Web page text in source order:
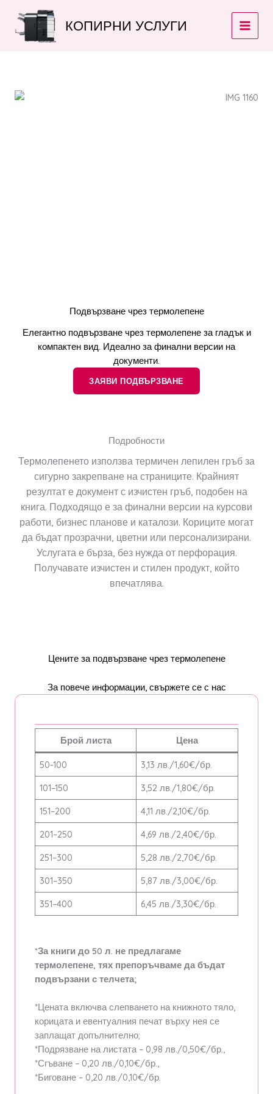
content
КОПИРНИ УСЛУГИ
Подвързване чрез термолепене
Елегантно подвързване чрез термолепене за гладък и
компактен вид. Идеално за финални версии на
документи.
ЗАЯВИ ПОДВЪРЗВАНЕ
Подробности
Термолепенето използва термичен лепилен гръб за
сигурно закрепване на страниците. Крайният
резултат е документ с изчистен гръб, подобен на
книга. Подходящо е за финални версии на курсови
работи, бизнес планове и каталози. Кориците могат
да бъдат прозрачни, цветни или персонализирани.
Услугата е бърза, без нужда от перфорация.
Получавате изчистен и стилен продукт, който
впечатлява.
Цените за подвързване чрез термолепене
За повече информации, свържете се с нас
Брой листа Цена
50-100
3,13 лв./1,60€/бр.
101–150
3,52 лв./1,80€/бр.
151–200
4,11 лв./2,10€/бр.
201–250
4,69 лв./2,40€/бр.
251–300
5,28 лв./2,70€/бр.
301–350
5,87 лв./3,00€/бр.
351–400
6,45 лв./3,30€/бр.
*За книги до 50 л. не предлагаме
термолепене, тях препоръчваме да бъдат
подвързани с телчета;
*Цената включва слепването на книжното тяло,
корицата и евентуалния печат върху нея се
заплащат допълнително;
*Подрязване на листата – 0,98 лв./0,50€/бр.,
*Сгъване – 0,20 лв./0,10€/бр.,
*Биговане – 0,20 лв./0,10€/бр.